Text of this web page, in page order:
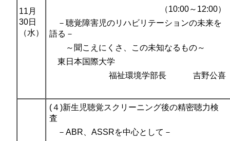
11月
30日
（水）
（10:00～12:00）
－聴覚障害児のリハビリテーションの未来を
語る－
～聞こえにくさ、この未知なるもの～
東日本国際大学
福祉環境学部長 吉野公喜
(４)新生児聴覚スクリーニング後の精密聴力検
査
－ABR、ASSRを中心として－